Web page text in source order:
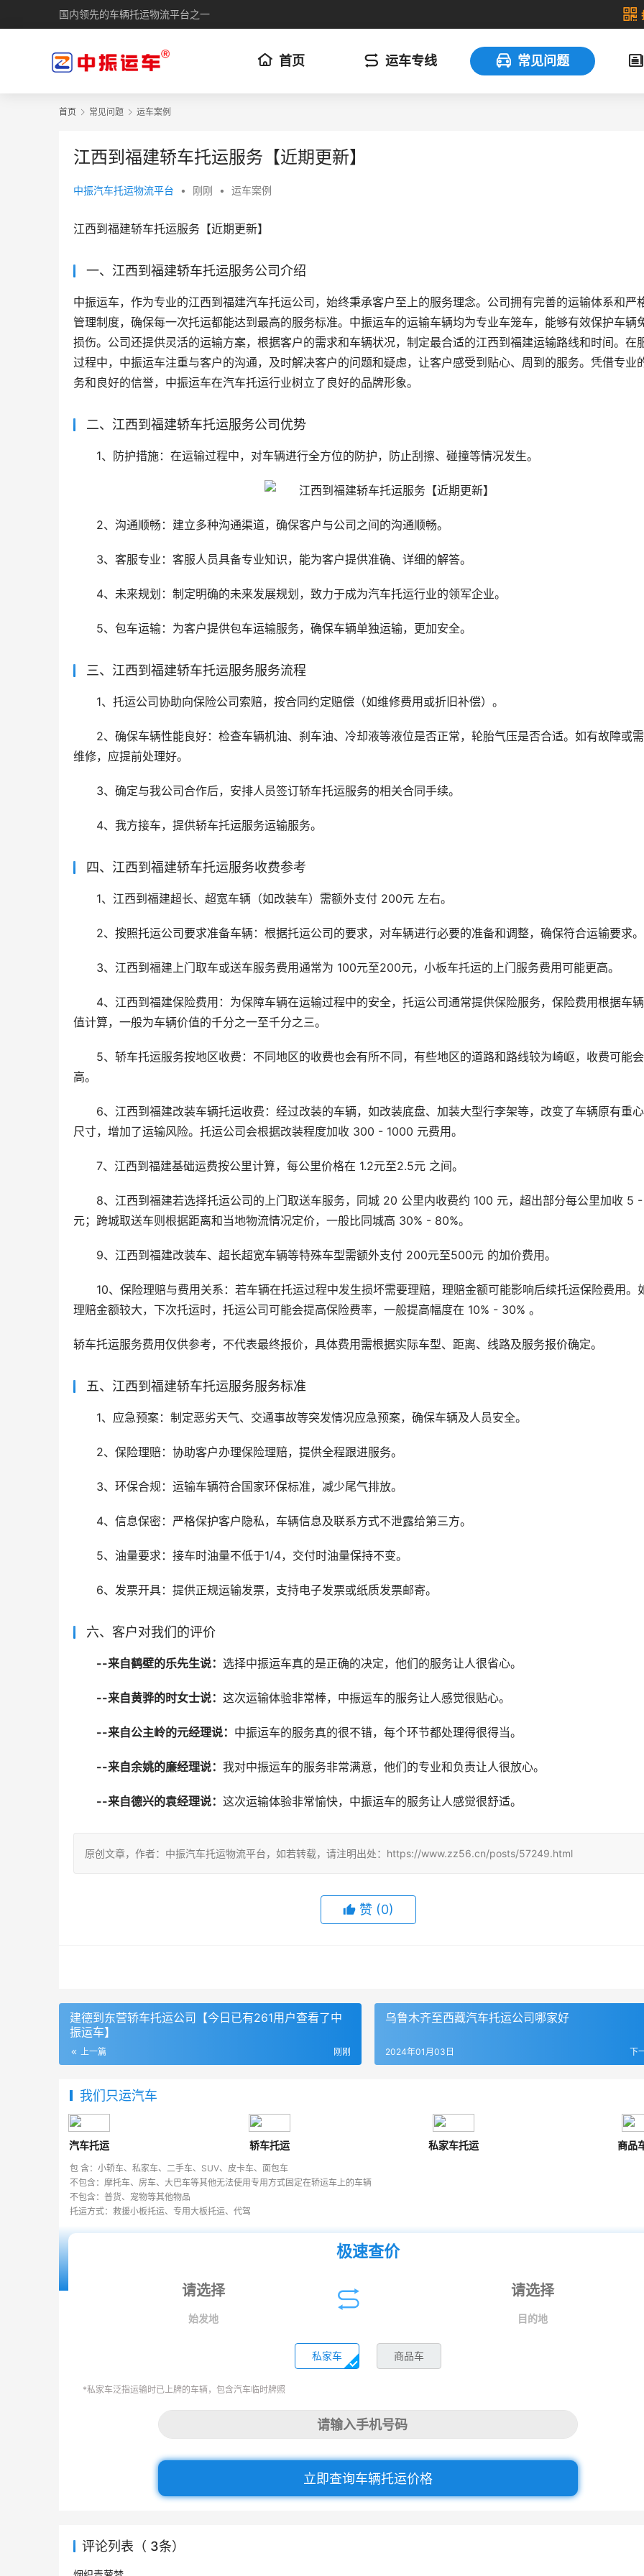
国内领先的车辆托运物流平台之一
首页 运车专线 常见问题
首页 常见问题 运车案例
江西到福建轿车托运服务【近期更新】
中振汽车托运物流平台 • 刚刚 • 运车案例
江西到福建轿车托运服务【近期更新】
一、江西到福建轿车托运服务公司介绍
中振运车，作为专业的江西到福建汽车托运公司，始终秉承客户至上的服务理念。公司拥有完善的运输体系和严
管理制度，确保每一次托运都能达到最高的服务标准。中振运车的运输车辆均为专业车笼车，能够有效保护车辆
损伤。公司还提供灵活的运输方案，根据客户的需求和车辆状况，制定最合适的江西到福建运输路线和时间。在
过程中，中振运车注重与客户的沟通，及时解决客户的问题和疑虑，让客户感受到贴心、周到的服务。凭借专业
务和良好的信誉，中振运车在汽车托运行业树立了良好的品牌形象。
二、江西到福建轿车托运服务公司优势
1、防护措施：在运输过程中，对车辆进行全方位的防护，防止刮擦、碰撞等情况发生。
2、沟通顺畅：建立多种沟通渠道，确保客户与公司之间的沟通顺畅。
3、客服专业：客服人员具备专业知识，能为客户提供准确、详细的解答。
4、未来规划：制定明确的未来发展规划，致力于成为汽车托运行业的领军企业。
5、包车运输：为客户提供包车运输服务，确保车辆单独运输，更加安全。
三、江西到福建轿车托运服务服务流程
1、托运公司协助向保险公司索赔，按合同约定赔偿（如维修费用或折旧补偿）。
2、确保车辆性能良好：检查车辆机油、刹车油、冷却液等液位是否正常，轮胎气压是否合适。如有故障或
维修，应提前处理好。
3、确定与我公司合作后，安排人员签订轿车托运服务的相关合同手续。
4、我方接车，提供轿车托运服务运输服务。
四、江西到福建轿车托运服务收费参考
1、江西到福建超长、超宽车辆（如改装车）需额外支付 200元 左右。
2、按照托运公司要求准备车辆：根据托运公司的要求，对车辆进行必要的准备和调整，确保符合运输要求。
3、江西到福建上门取车或送车服务费用通常为 100元至200元，小板车托运的上门服务费用可能更高。
4、江西到福建保险费用：为保障车辆在运输过程中的安全，托运公司通常提供保险服务，保险费用根据车
值计算，一般为车辆价值的千分之一至千分之三。
5、轿车托运服务按地区收费：不同地区的收费也会有所不同，有些地区的道路和路线较为崎岖，收费可能
高。
6、江西到福建改装车辆托运收费：经过改装的车辆，如改装底盘、加装大型行李架等，改变了车辆原有重
尺寸，增加了运输风险。托运公司会根据改装程度加收 300 - 1000 元费用。
7、江西到福建基础运费按公里计算，每公里价格在 1.2元至2.5元 之间。
8、江西到福建若选择托运公司的上门取送车服务，同城 20 公里内收费约 100 元，超出部分每公里加收 5
元；跨城取送车则根据距离和当地物流情况定价，一般比同城高 30% - 80%。
9、江西到福建改装车、超长超宽车辆等特殊车型需额外支付 200元至500元 的加价费用。
10、保险理赔与费用关系：若车辆在托运过程中发生损坏需要理赔，理赔金额可能影响后续托运保险费用。
理赔金额较大，下次托运时，托运公司可能会提高保险费率，一般提高幅度在 10% - 30% 。
轿车托运服务费用仅供参考，不代表最终报价，具体费用需根据实际车型、距离、线路及服务报价确定。
五、江西到福建轿车托运服务服务标准
1、应急预案：制定恶劣天气、交通事故等突发情况应急预案，确保车辆及人员安全。
2、保险理赔：协助客户办理保险理赔，提供全程跟进服务。
3、环保合规：运输车辆符合国家环保标准，减少尾气排放。
4、信息保密：严格保护客户隐私，车辆信息及联系方式不泄露给第三方。
5、油量要求：接车时油量不低于1/4，交付时油量保持不变。
6、发票开具：提供正规运输发票，支持电子发票或纸质发票邮寄。
六、客户对我们的评价
--来自鹤壁的乐先生说： 选择中振运车真的是正确的决定，他们的服务让人很省心。
--来自黄骅的时女士说： 这次运输体验非常棒，中振运车的服务让人感觉很贴心。
--来自公主岭的元经理说： 中振运车的服务真的很不错，每个环节都处理得很得当。
--来自余姚的廉经理说： 我对中振运车的服务非常满意，他们的专业和负责让人很放心。
--来自德兴的袁经理说： 这次运输体验非常愉快，中振运车的服务让人感觉很舒适。
原创文章，作者：中振汽车托运物流平台，如若转载，请注明出处：https://www.zz56.cn/posts/57249.html
赞 (0)
建德到东营轿车托运公司【今日已有261用户查看了中
振运车】
上一篇 刚刚
乌鲁木齐至西藏汽车托运公司哪家好
下
2024年01月03日
我们只运汽车
汽车托运 轿车托运 私家车托运 商品
包 含：小轿车、私家车、二手车、SUV、皮卡车、面包车
不包含：摩托车、房车、大巴车等其他无法使用专用方式固定在轿运车上的车辆
不包含：普货、宠物等其他物品
托运方式：救援小板托运、专用大板托运、代驾
极速查价
始发地 目的地
私家车 商品车
*私家车泛指运输时已上牌的车辆，包含汽车临时牌照
立即查询车辆托运价格
评论列表（ 3条）